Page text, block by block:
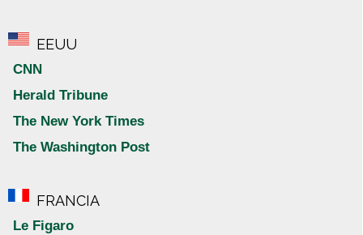
EEUU
CNN
Herald Tribune
The New York Times
The Washington Post
FRANCIA
Le Figaro